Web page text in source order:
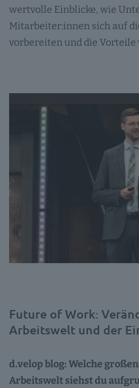
wertvolle Einblicke, wie
Mitarbeiter:innen sich auf
vorbereiten und die Vorteile
Future of Work:
Arbeitswelt und der
d.velop blog: Welche
Arbeitswelt siehst du